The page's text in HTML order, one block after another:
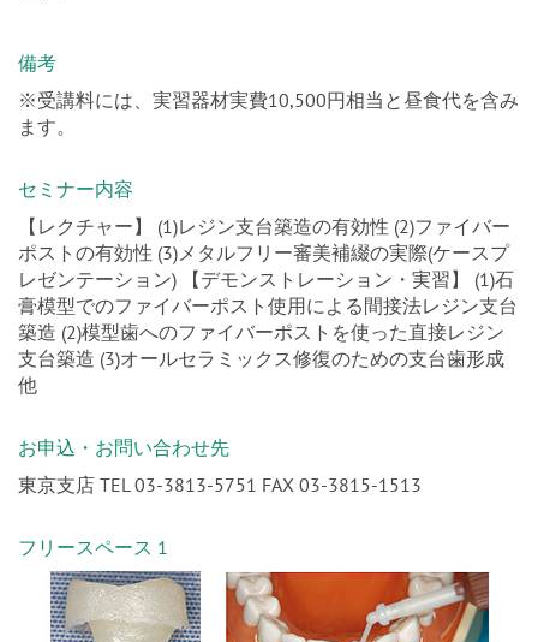
備考
※受講料には、実習器材実費10,500円相当と昼食代を含み
ます。
セミナー内容
【レクチャー】 (1)レジン支台築造の有効性 (2)ファイバー
ポストの有効性 (3)メタルフリー審美補綴の実際(ケースプ
レゼンテーション) 【デモンストレーション・実習】 (1)石
膏模型でのファイバーポスト使用による間接法レジン支台
築造 (2)模型歯へのファイバーポストを使った直接レジン
支台築造 (3)オールセラミックス修復のための支台歯形成
他
お申込・お問い合わせ先
東京支店 TEL 03-3813-5751 FAX 03-3815-1513
フリースペース 1